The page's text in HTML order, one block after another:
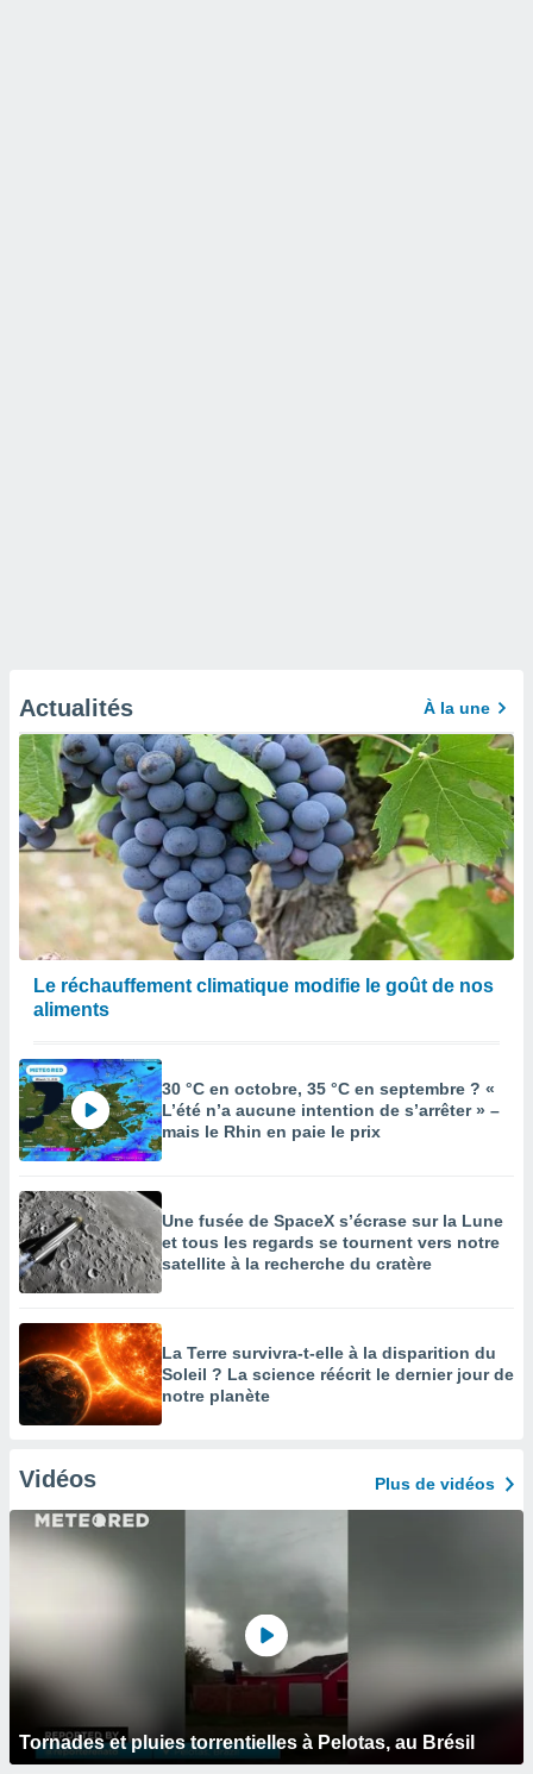
Actualités À la une
Le réchauffement climatique modifie le goût de nos
aliments
30 °C en octobre, 35 °C en septembre ? «
L’été n’a aucune intention de s’arrêter » –
mais le Rhin en paie le prix
Une fusée de SpaceX s’écrase sur la Lune
et tous les regards se tournent vers notre
satellite à la recherche du cratère
La Terre survivra-t-elle à la disparition du
Soleil ? La science réécrit le dernier jour de
notre planète
Vidéos Plus de vidéos
Tornades et pluies torrentielles à Pelotas, au Brésil